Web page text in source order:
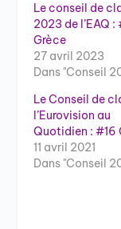
Le conseil de
2023 de l’EAQ
Grèce
27 avril 2023
Dans "Conseil
Le Conseil de
l’Eurovision au
Quotidien : #16
11 avril 2021
Dans "Conseil